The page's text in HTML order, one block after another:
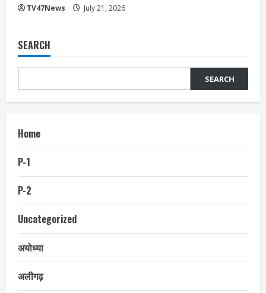
TV47News July 21, 2026
SEARCH
SEARCH
Home
P-1
P-2
Uncategorized
अयोध्या
अलीगढ़